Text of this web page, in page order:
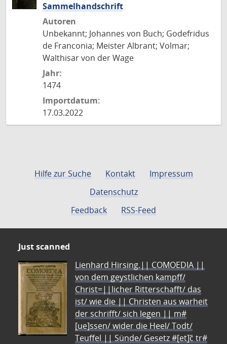
Sammelhandschrift
Autoren
Unbekannt; Johannes von Buch; Godefridus
de Franconia; Meister Albrant; Volmar;
Walthisar von der Wage
Jahr:
1474
Importdatum:
17.03.2022
Hilfe zur Suche Kontakt
Impressum
Datenschutz
Feedback
RSS-Feed
Just scanned
Lienhard Hirsing.|| COMOEDIA ||
von dem geystlichen kampff/
Christ=||licher Ritterschafft/ das
ist/ wie die || Christen aus warheit
der schrifft/ sich legen || m#
[ue]ssen/ wider die Heel/ Todt/
Teuffel || Sünde/ Gesetz #[et]c̃ tr#